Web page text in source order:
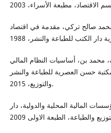
صالح تركي، مقدمة في اقتصاد
محمد بن، أساسيات النظام المالي
حسن العصرية للطباعة والنشر
والتوزيع، 2015.
المالية المحلية والدولية، دار